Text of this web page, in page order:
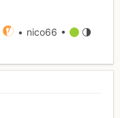
• nico66 •